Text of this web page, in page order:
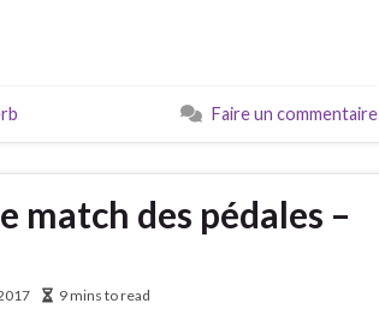
Faire un commentaire
match des pédales –
9 mins to read